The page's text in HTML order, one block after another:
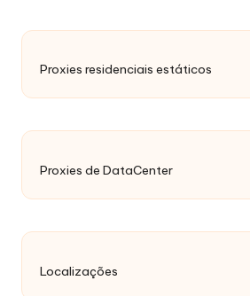
Proxies residenciais estáticos
Proxies de DataCenter
Localizações